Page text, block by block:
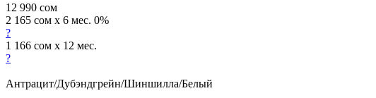
12 990 сом
2 165 сом x 6 мес. 0%
?
1 166 сом x 12 мес.
?
Антрацит/Дубэндгрейн/Шиншилла/Белый